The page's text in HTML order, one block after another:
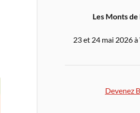
Les Monts
23 et 24 mai 2026
Devenez